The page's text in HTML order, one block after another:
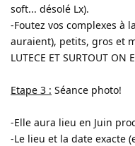
soft... désolé Lx).
-Foutez vos complexes à
auraient), petits, gros et
LUTECE ET SURTOUT ON
Etape 3 : Séance photo!
-Elle aura lieu en Juin
-Le lieu et la date exacte